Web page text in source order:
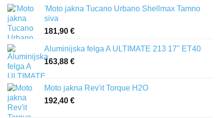
'Moto jakna Tucano Urbano Shellmax Tamno
siva
181,90 €
Aluminijska felga A ULTIMATE 213 17" ET40
163,88 €
Moto jakna Rev'it Torque H2O
192,40 €